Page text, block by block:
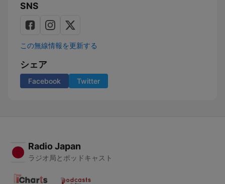
SNS
この無線情報を更新する
シェア
Facebook Twitter
Radio Japan
ラジオ局とポッドキャスト